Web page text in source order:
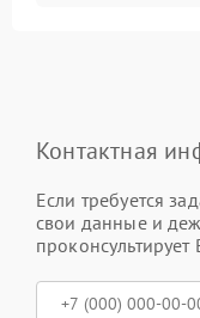
Контактная
Если требуется
свои данные и
проконсультирует